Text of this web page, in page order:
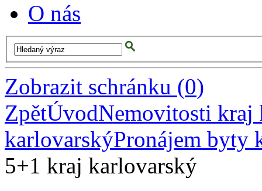
O nás
Zobrazit schránku (0)
ZpětÚvodNemovitosti kraj
karlovarskýPronájem byty
5+1 kraj karlovarský